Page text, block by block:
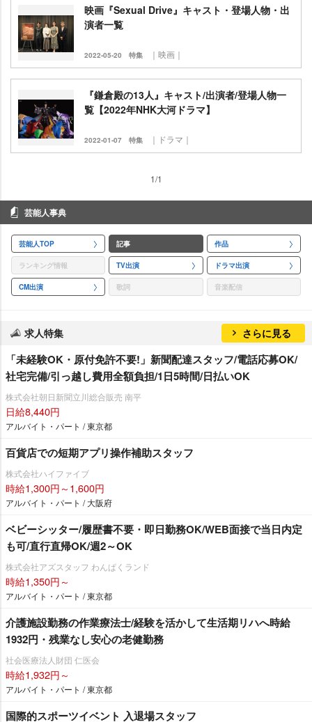
映画『Sexual Drive』キャスト・登場人物・出
演者一覧
2022-05-20 特集 ｜映画｜
『鎌倉殿の13人』キャスト/出演者/登場人物一
覧【2022年NHK大河ドラマ】
2022-01-07 特集 ｜ドラマ｜
1/1
芸能人事典
芸能人TOP 記事 作品
ランキング情報 TV出演 ドラマ出演
CM出演 歌詞 音楽配信
求人特集 さらに見る
「未経験OK・原付免許不要!」新聞配達スタッフ/電話応募OK/
社宅完備/引っ越し費用全額負担/1日5時間/日払いOK
株式会社朝日新聞立川総合販売 南平
日給8,440円
アルバイト・パート / 東京都
百貨店での短期アプリ操作補助スタッフ
株式会社ハイファイブ
時給1,300円～1,600円
アルバイト・パート / 大阪府
ベビーシッター/履歴書不要・即日勤務OK/WEB面接で当日内定
も可/直行直帰OK/週2～OK
株式会社アズスタッフ わんぱくランド
時給1,350円～
アルバイト・パート / 東京都
介護施設勤務の作業療法士/経験を活かして生活期リハへ時給
1932円・残業なし安心の老健勤務
社会医療法人財団 仁医会
時給1,932円～
アルバイト・パート / 東京都
国際的スポーツイベント 入退場スタッフ